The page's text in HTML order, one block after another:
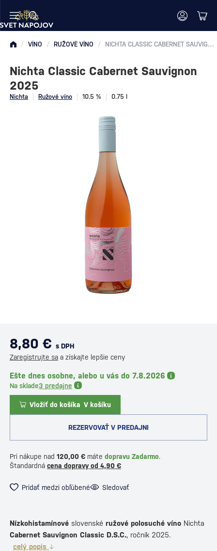
/ VÍNO / RUŽOVÉ VÍNO / NICHTA CLASSIC CABERNET SAUVIGNON 2025
Nichta Ružové víno 10.5 % 0.75 l
Nichta Classic Cabernet Sauvignon
2025
8,80 € s DPH
Zaregistrujte sa a získajte lepšie ceny
Ešte dnes osobne, alebo u vás do 7.8.2026
Na sklade3 predajne
Vložiť do košíka V košíku
REZERVOVAŤ V PREDAJNI
Pri nákupe nad 120,00 € máte dopravu Zadarmo.
Štandardná cena dopravy od 4,90 €
Pridať medzi obľúbené Sledovať
Nízkohistamínové slovenské ružové polosuché víno Nichta
Cabernet Sauvignon Classic D.S.C., ročník 2025.
celý popis